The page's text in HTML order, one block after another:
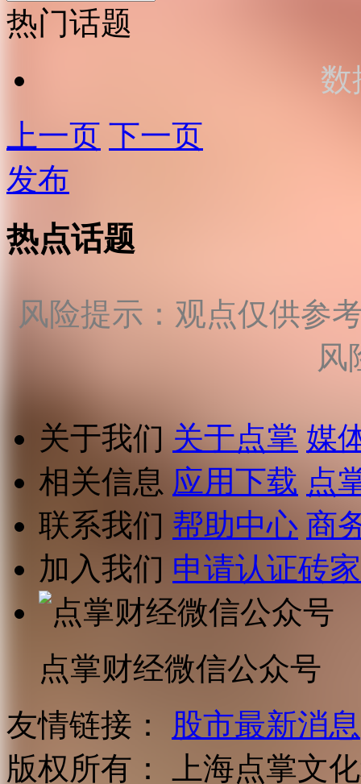
热门话题
数
上一页 下一页
发布
热点话题
风险提示：观点仅供参
风
关于我们 关于点掌 媒
相关信息 应用下载 点
联系我们 帮助中心 商
加入我们 申请认证砖家
点掌财经微信公众号
友情链接：
股市最新消息
版权所有：
上海点掌文